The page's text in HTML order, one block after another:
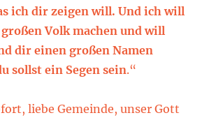
ich dir zeigen will. Und ich will
Volk machen und will
dir einen großen Namen
sollst ein Segen sein.“
liebe Gemeinde, unser Gott